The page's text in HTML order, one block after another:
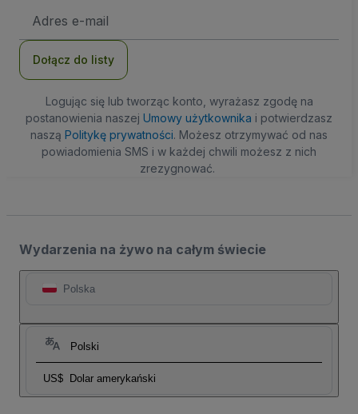
e-
Dołącz do listy
Logując się lub tworząc konto, wyrażasz zgodę na
postanowienia naszej Umowy użytkownika i potwierdzasz
naszą Politykę prywatności. Możesz otrzymywać od nas
powiadomienia SMS i w każdej chwili możesz z nich
zrezygnować.
Wydarzenia na żywo na całym świecie
Polska
Polski
US$ Dolar amerykański